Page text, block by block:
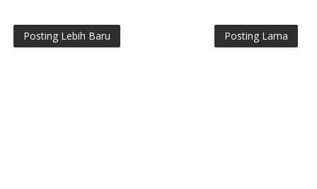
Posting Lebih Baru Posting Lama